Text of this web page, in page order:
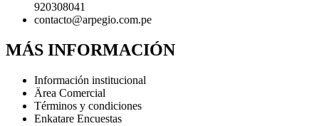
920308041
contacto@arpegio.com.pe
MÁS INFORMACIÓN
Información institucional
Ärea Comercial
Términos y condiciones
Enkatare Encuestas